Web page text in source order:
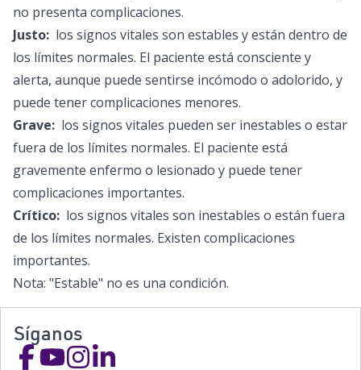
no presenta complicaciones.
Justo: los signos vitales son estables y están dentro de
los límites normales. El paciente está consciente y
alerta, aunque puede sentirse incómodo o adolorido, y
puede tener complicaciones menores.
Grave: los signos vitales pueden ser inestables o estar
fuera de los límites normales. El paciente está
gravemente enfermo o lesionado y puede tener
complicaciones importantes.
Crítico: los signos vitales son inestables o están fuera
de los límites normales. Existen complicaciones
importantes.
Nota: "Estable" no es una condición.
Síganos